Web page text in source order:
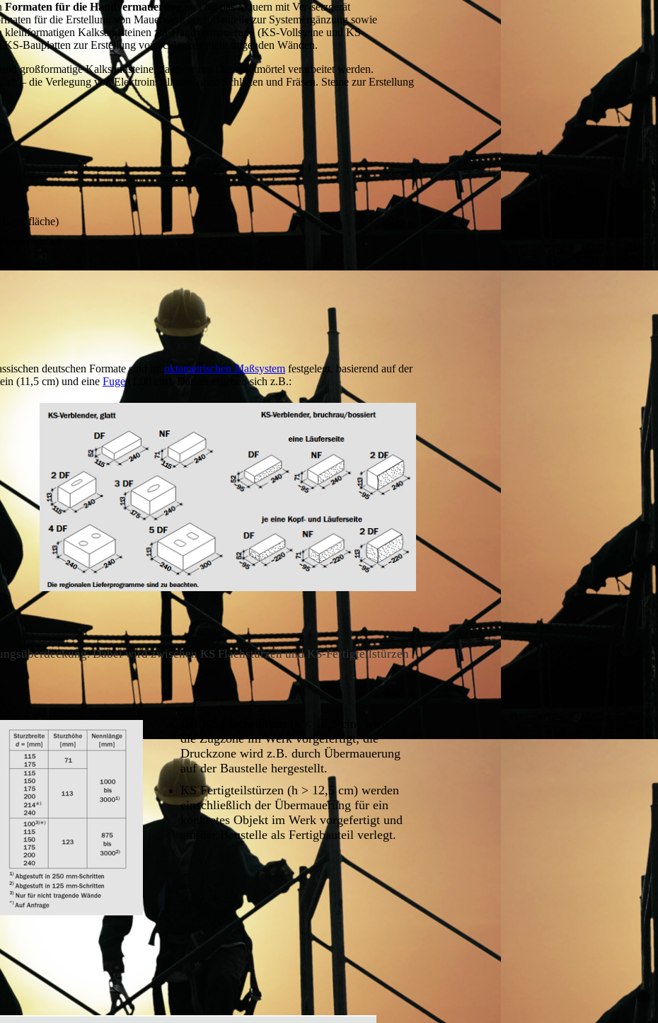
Formaten für die Handvermauerung und für das Mauern mit Ver -setzgerät
für die Erstellung von Mauerwerk auch Bauteile zur Systemergänzung sowie
Kalksandsteinen zur Handvermauerung (KS-Vollsteine und KS-
Bauplatten zur Erstellung von schlanken nicht tragenden Wänden.
und großformatige Kalksandsteine, da diese mit Dünnbettmörtel verarbeitet werden.
– die Verlegung von Elektroinstallation ohne Schlitzen und Fräsen. Steine zur Erstellung
deutschen Formate sind im oktametrischen Maßsystem festgelegt, basierend auf der
(11,5 cm) und eine Fuge(1,00 cm). Daraus ergeben sich z.B.:
Dabei wird zwischen KS Flachstürzen und KS-Fertigteilstürzen
die Zugzone im Werk vorgefertigt; die
Druckzone wird z.B. durch Übermauerung
auf der Baustelle hergestellt.
KS Fertigteilstürzen (h > 12,5 cm) werden
einschließlich der Übermauerung für ein
konkretes Objekt im Werk vorgefertigt und
auf der Baustelle als Fertigbauteil verlegt.